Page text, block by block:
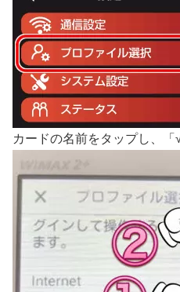
カードの名前をタップし、「